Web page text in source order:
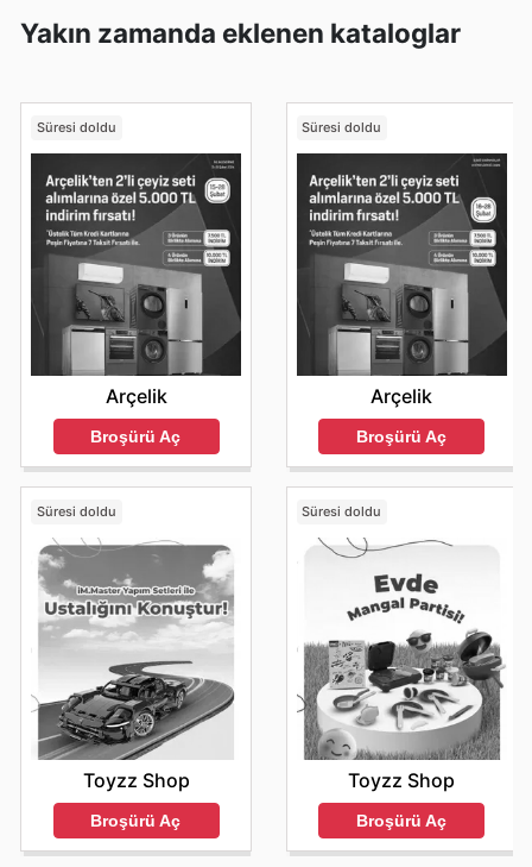
Yakın zamanda eklenen kataloglar
Süresi doldu
Arçelik
Broşürü Aç
Süresi doldu
Arçelik
Broşürü Aç
Süresi doldu
Toyzz Shop
Broşürü Aç
Süresi doldu
Toyzz Shop
Broşürü Aç